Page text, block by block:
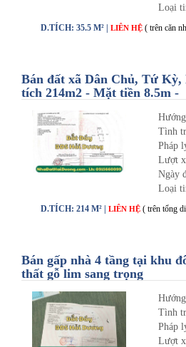
Loại
D.TÍCH: 35.5 M² | LIÊN HỆ ( trên căn
Bán đất xã Dân Chủ, Tứ
tích 214m2 - Mặt tiền 8.5m -
Tình
Pháp
Lượt
Ngày
Loại
D.TÍCH: 214 M² | LIÊN HỆ ( trên tổng
Bán gấp nhà 4 tầng tại khu
thất gỗ lim sang trọng
Tình
Pháp
Lượt